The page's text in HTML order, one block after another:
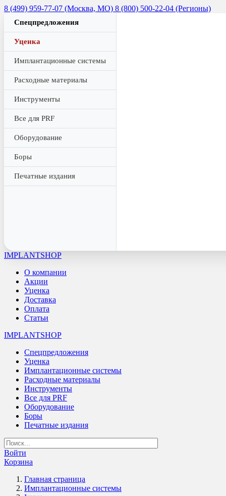
8 (499) 959-77-07 (Москва, МО) 8 (800) 500-22-04 (Регионы)
Спецпредложения
Уценка
Имплантационные системы
Расходные материалы
Инструменты
Все для PRF
Оборудование
Боры
Печатные издания
IMPLANTSHOP
О компании
Акции
Уценка
Доставка
Оплата
Статьи
IMPLANTSHOP
Спецпредложения
Уценка
Имплантационные системы
Расходные материалы
Инструменты
Все для PRF
Оборудование
Боры
Печатные издания
Войти
Корзина
Главная страница
Имплантационные системы